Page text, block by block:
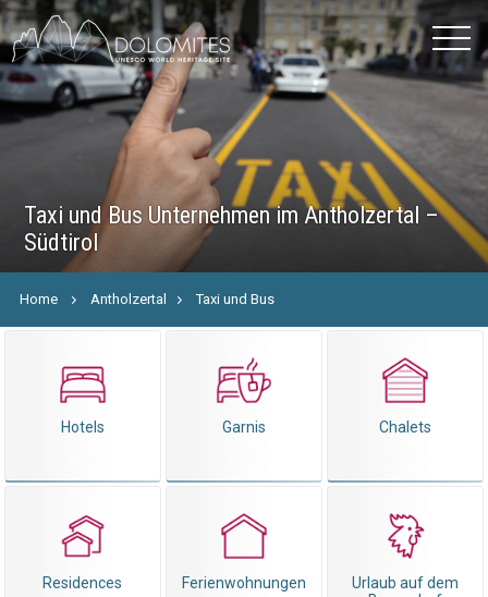
Taxi und Bus Unternehmen im Antholzertal –
Südtirol
Home Antholzertal Taxi und Bus
Hotels Garnis Chalets
Residences Ferienwohnungen
Urlaub auf dem